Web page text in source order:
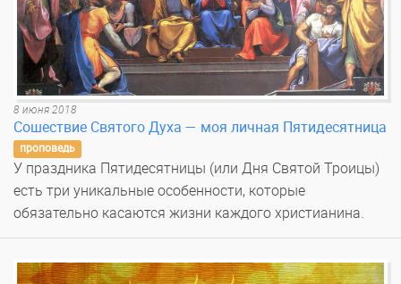
8 июня 2018
Сошествие Святого Духа — моя личная Пятидесятница
проповедь
У праздника Пятидесятницы (или Дня Святой Троицы)
есть три уникальные особенности, которые
обязательно касаются жизни каждого христианина.